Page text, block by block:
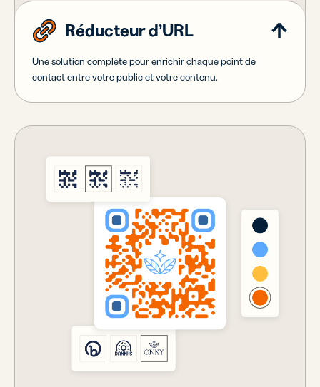
Réducteur d’URL
Une solution complète pour enrichir chaque point de
contact entre votre public et votre contenu.